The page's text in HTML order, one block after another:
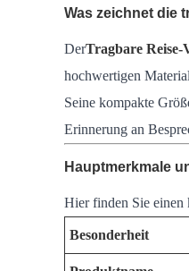
Was zeichnet die
DerTragbare
hochwertigen
Seine kompakte
Erinnerung an
Hauptmerkmale
Hier finden Sie einen
Besonderheit